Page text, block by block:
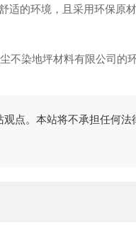
的环境，且采用环保原
染地坪材料有限公司的
点。本站将不承担任何